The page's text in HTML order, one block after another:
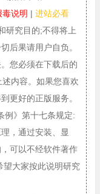
毒说明 | 进站必看
研究目的;不得将上
后果请用户自负。
您必须在下载后的
内容。如果您喜欢
更好的正版服务。
例》第十七条规定:
，通过安装、显
可以不经软件著作
望大家按此说明研究